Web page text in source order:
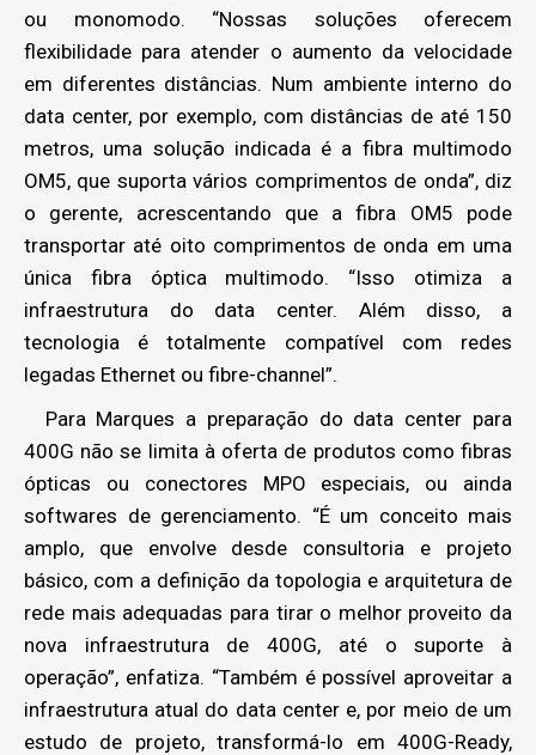
ou monomodo. “Nossas soluções oferecem
flexibilidade para atender o aumento da velocidade
em diferentes distâncias. Num ambiente interno do
data center, por exemplo, com distâncias de até 150
metros, uma solução indicada é a fibra multimodo
OM5, que suporta vários comprimentos de onda”, diz
o gerente, acrescentando que a fibra OM5 pode
transportar até oito comprimentos de onda em uma
única fibra óptica multimodo. “Isso otimiza a
infraestrutura do data center. Além disso, a
tecnologia é totalmente compatível com redes
legadas Ethernet ou fibre-channel”.
Para Marques a preparação do data center para
400G não se limita à oferta de produtos como fibras
ópticas ou conectores MPO especiais, ou ainda
softwares de gerenciamento. “É um conceito mais
amplo, que envolve desde consultoria e projeto
básico, com a definição da topologia e arquitetura de
rede mais adequadas para tirar o melhor proveito da
nova infraestrutura de 400G, até o suporte à
operação”, enfatiza. “Também é possível aproveitar a
infraestrutura atual do data center e, por meio de um
estudo de projeto, transformá-lo em 400G-Ready,